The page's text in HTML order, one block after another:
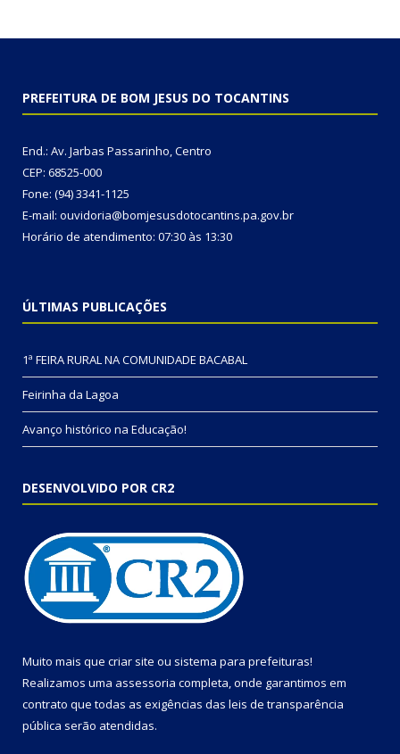
PREFEITURA DE BOM JESUS DO TOCANTINS
End.: Av. Jarbas Passarinho, Centro
CEP: 68525-000
Fone: (94) 3341-1125
E-mail: ouvidoria@bomjesusdotocantins.pa.gov.br
Horário de atendimento: 07:30 às 13:30
ÚLTIMAS PUBLICAÇÕES
1ª FEIRA RURAL NA COMUNIDADE BACABAL
Feirinha da Lagoa
Avanço histórico na Educação!
DESENVOLVIDO POR CR2
Muito mais que criar site ou sistema para prefeituras!
Realizamos uma assessoria completa, onde garantimos em
contrato que todas as exigências das leis de transparência
pública serão atendidas.